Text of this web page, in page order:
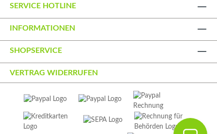
SERVICE HOTLINE
INFORMATIONEN
SHOPSERVICE
VERTRAG WIDERRUFEN